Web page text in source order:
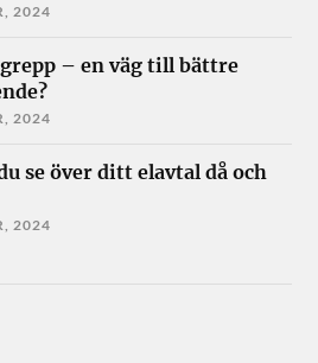
2024
– en väg till bättre
2024
se över ditt elavtal då och
2024